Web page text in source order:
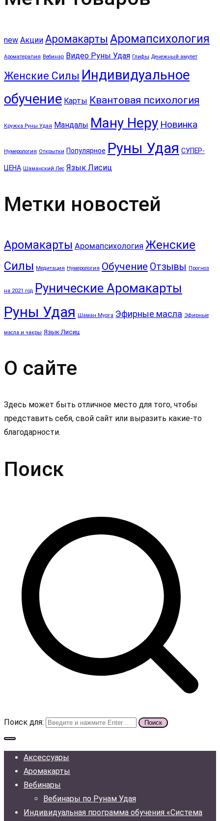
new Акции Аромакарты Аромапсихология
Ароматерапия Вебинар Видео Руны Удая Глифы Денежный амулет
Женские Силы Индивидуальное
обучение Карты Квантовая психология
Кружка Руны Удая Мандалы Ману Неру Новинка
Нумерология Открытки Популярное Руны Удая СУПЕР-
ЦЕНА Шаманский Лес Язык Лисиц
Метки новостей
Аромакарты Аромапсихология Женские
Силы Медитация Нумерология Обучение Отзывы Прогноз
на 2021 год Рунические Аромакарты
Руны Удая Шаман Мурга Эфирные масла Эфирные
масла и чакры Язык Лисиц
О сайте
Здесь может быть отличное место для того, чтобы
представить себя, свой сайт или выразить какие-то
благодарности.
Поиск
Поиск для:
Аксессуары
Аромакарты
Вебинары
Вебинары по Рунам Удая
Индивидуальная программа обучения «Система